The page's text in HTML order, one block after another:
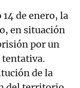
de enero, la
en situación
por un
tentativa.
de la